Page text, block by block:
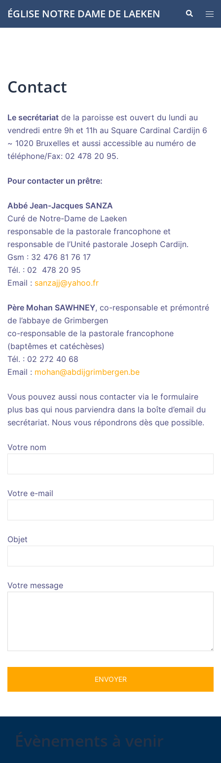
Aller
auÉGLISE NOTRE DAME DE LAEKEN
le
Contact
Le secrétariat de la paroisse est ouvert du lundi au
vendredi entre 9h et 11h au Square Cardinal Cardijn 6
~ 1020 Bruxelles et aussi accessible au numéro de
téléphone/Fax: 02 478 20 95.
Pour contacter un prêtre:
Abbé Jean-Jacques SANZA
Curé de Notre-Dame de Laeken
responsable de la pastorale francophone et
responsable de l’Unité pastorale Joseph Cardijn.
Gsm : 32 476 81 76 17
Tél. : 02 478 20 95
Email : sanzajj@yahoo.fr
Père Mohan SAWHNEY, co-responsable et prémontré
de l’abbaye de Grimbergen
co-responsable de la pastorale francophone
(baptêmes et catéchèses)
Tél. : 02 272 40 68
Email : mohan@abdijgrimbergen.be
Vous pouvez aussi nous contacter via le formulaire
plus bas qui nous parviendra dans la boîte d’email du
secrétariat. Nous vous répondrons dès que possible.
Votre nom
Votre e-mail
Objet
Votre message
Évènements à venir